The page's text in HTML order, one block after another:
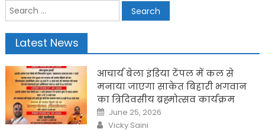
Search
for:
Latest News
आचार्य बेला इंडिया टेंपल में कल से
मनाया जाएगा साकेत बिहारी भगवान
का त्रिदिवसीय ब्रह्मोत्सव कार्यक्रम
Posted
on
June 25, 2026
Author
Vicky Saini